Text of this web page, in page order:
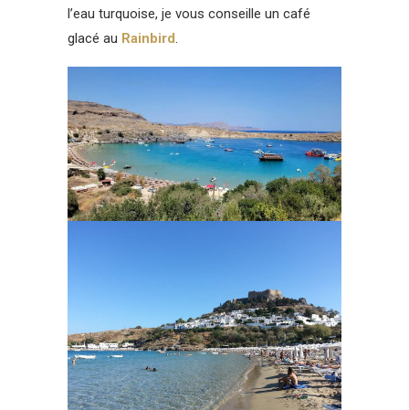
l’eau turquoise, je vous conseille un café
glacé au Rainbird.